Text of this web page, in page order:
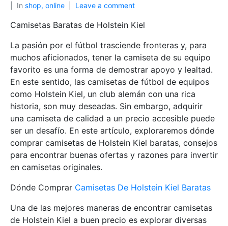
In shop, online Leave a comment
Camisetas Baratas de Holstein Kiel
La pasión por el fútbol trasciende fronteras y, para
muchos aficionados, tener la camiseta de su equipo
favorito es una forma de demostrar apoyo y lealtad.
En este sentido, las camisetas de fútbol de equipos
como Holstein Kiel, un club alemán con una rica
historia, son muy deseadas. Sin embargo, adquirir
una camiseta de calidad a un precio accesible puede
ser un desafío. En este artículo, exploraremos dónde
comprar camisetas de Holstein Kiel baratas, consejos
para encontrar buenas ofertas y razones para invertir
en camisetas originales.
Dónde Comprar Camisetas De Holstein Kiel Baratas
Una de las mejores maneras de encontrar camisetas
de Holstein Kiel a buen precio es explorar diversas